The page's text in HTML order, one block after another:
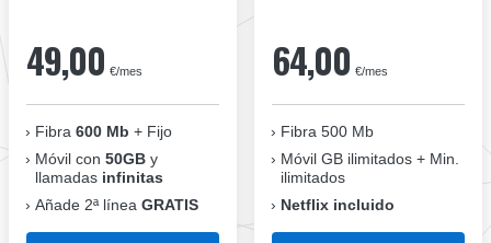
49,00 €/mes
Fibra 600 Mb + Fijo
Móvil con 50GB y
llamadas infinitas
Añade 2ª línea GRATIS
64,00 €/mes
Fibra 500 Mb
Móvil GB ilimitados + Min.
ilimitados
Netflix incluido